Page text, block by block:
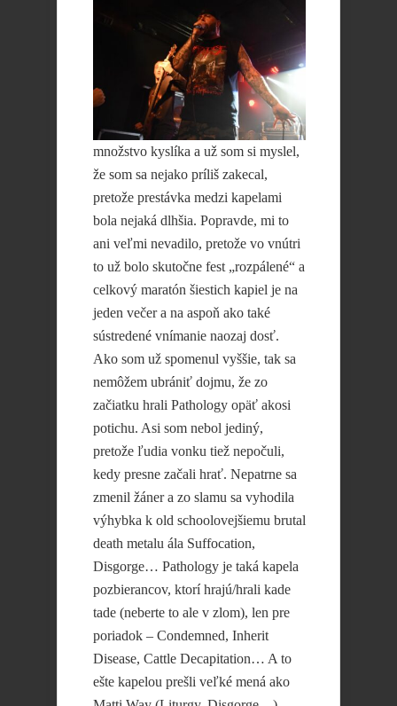
množstvo kyslíka a už som si myslel,
že som sa nejako príliš zakecal,
pretože prestávka medzi kapelami
bola nejaká dlhšia. Popravde, mi to
ani veľmi nevadilo, pretože vo vnútri
to už bolo skutočne fest „rozpálené“ a
celkový maratón šiestich kapiel je na
jeden večer a na aspoň ako také
sústredené vnímanie naozaj dosť.
Ako som už spomenul vyššie, tak sa
nemôžem ubrániť dojmu, že zo
začiatku hrali Pathology opäť akosi
potichu. Asi som nebol jediný,
pretože ľudia vonku tiež nepočuli,
kedy presne začali hrať. Nepatrne sa
zmenil žáner a zo slamu sa vyhodila
výhybka k old schoolovejšiemu brutal
death metalu ála Suffocation,
Disgorge… Pathology je taká kapela
pozbierancov, ktorí hrajú/hrali kade
tade (neberte to ale v zlom), len pre
poriadok – Condemned, Inherit
Disease, Cattle Decapitation… A to
ešte kapelou prešli veľké mená ako